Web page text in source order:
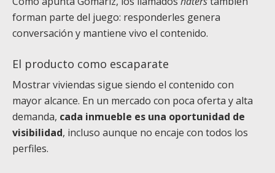
forman parte del juego: responderles genera
conversación y mantiene vivo el contenido.
El producto como escaparate
Mostrar viviendas sigue siendo el contenido con
mayor alcance. En un mercado con poca oferta y alta
demanda, cada inmueble es una oportunidad de
visibilidad, incluso aunque no encaje con todos los
perfiles.